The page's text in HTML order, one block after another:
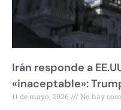
Irán responde a
«inaceptable»:
11 de mayo, 2026 No hay